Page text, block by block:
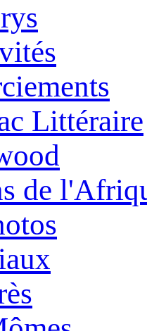
Littéraire
de